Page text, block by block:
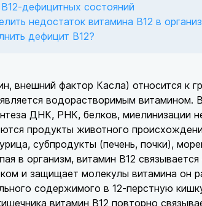
дефицитных состояний
недостаток витамина В12 в
дефицит В12?
внешний фактор Касла) относится к
водорастворимым витамином.
ДНК, РНК, белков, миелинизации
продукты животного
субпродукты (печень, почки),
в организм, витамин В12
и защищает молекулы витамина он
содержимого в 12-перстную
витамин В12 повторно